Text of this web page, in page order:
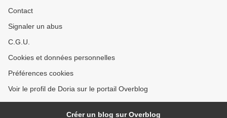
Contact
Signaler un abus
C.G.U.
Cookies et données personnelles
Préférences cookies
Voir le profil de Doria sur le portail Overblog
Créer un blog sur Overblog